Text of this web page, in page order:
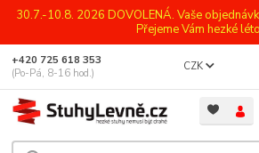
30.7.-10.8. 2026 DOVOLENÁ. Vaše
Přejeme Vám hezké
CZK
+420 725 618 353
(Po-Pá, 8-16 hod.)